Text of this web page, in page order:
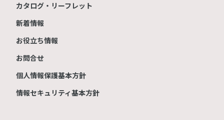
カタログ・リーフレット
新着情報
お役立ち情報
お問合せ
個人情報保護基本方針
情報セキュリティ基本方針